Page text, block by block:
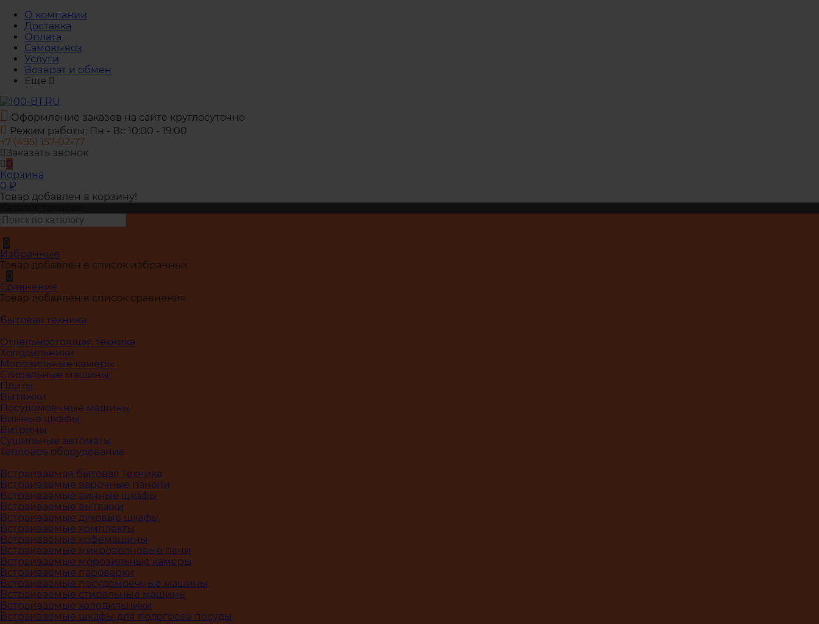
О компании
Доставка
Оплата
Самовывоз
Услуги
Возврат и обмен
Еще
Оформление заказов на сайте круглосуточно
Режим работы: Пн - Вс 10:00 - 19:00
+7 (495) 157-02-77
Заказать звонок
0
Корзина
0 ₽
Товар добавлен в корзину!
0
Избранные
Товар добавлен в список избранных
0
Сравнение
Товар добавлен в список сравнения
Бытовая техника
Отдельностоящая техника
Холодильники
Морозильные камеры
Стиральные машины
Плиты
Вытяжки
Посудомоечные машины
Винные шкафы
Витрины
Сушильные автоматы
Тепловое оборудование
Встраиваемая бытовая техника
Встраиваемые варочные панели
Встраиваемые винные шкафы
Встраиваемые вытяжки
Встраиваемые духовые шкафы
Встраиваемые комплекты
Встраиваемые кофемашины
Встраиваемые микроволновые печи
Встраиваемые морозильные камеры
Встраиваемые пароварки
Встраиваемые посудомоечные машины
Встраиваемые стиральные машины
Встраиваемые холодильники
Встраиваемые шкафы для подогрева посуды